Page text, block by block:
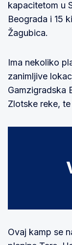
kapacitetom u
Beograda i 15
Žagubica.
Ima nekoliko
zanimljive
Gamzigradska
Zlotske reke,
Ovaj kamp se